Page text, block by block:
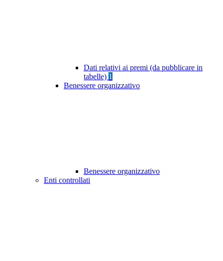
Dati relativi ai premi (da pubblicare in
tabelle) 1
Benessere organizzativo
Benessere organizzativo
Enti controllati